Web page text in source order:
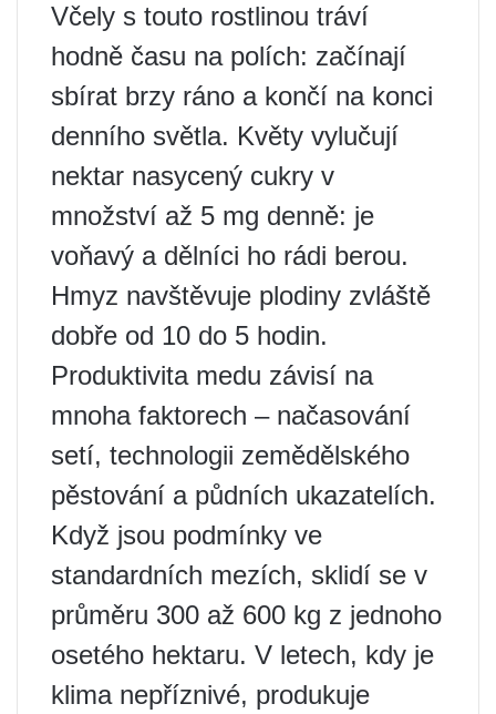
Včely s touto rostlinou tráví
hodně času na polích: začínají
sbírat brzy ráno a končí na konci
denního světla. Květy vylučují
nektar nasycený cukry v
množství až 5 mg denně: je
voňavý a dělníci ho rádi berou.
Hmyz navštěvuje plodiny zvláště
dobře od 10 do 5 hodin.
Produktivita medu závisí na
mnoha faktorech – načasování
setí, technologii zemědělského
pěstování a půdních ukazatelích.
Když jsou podmínky ve
standardních mezích, sklidí se v
průměru 300 až 600 kg z jednoho
osetého hektaru. V letech, kdy je
klima nepříznivé, produkuje